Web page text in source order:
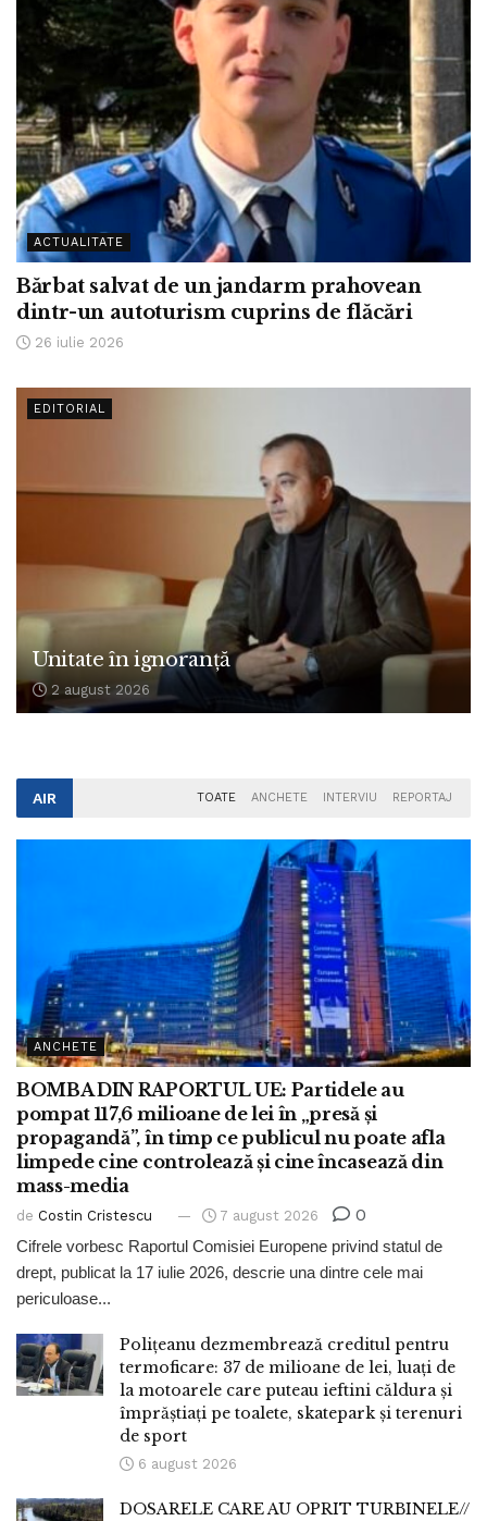
ACTUALITATE
Bărbat salvat de un jandarm prahovean
dintr-un autoturism cuprins de flăcări
26 iulie 2026
EDITORIAL
Unitate în ignoranță
2 august 2026
AIR TOATE ANCHETE INTERVIU REPORTAJ
ANCHETE
BOMBA DIN RAPORTUL UE: Partidele au
pompat 117,6 milioane de lei în „presă și
propagandă”, în timp ce publicul nu poate afla
limpede cine controlează și cine încasează din
mass-media
de Costin Cristescu 7 august 2026 0
Cifrele vorbesc Raportul Comisiei Europene privind statul de
drept, publicat la 17 iulie 2026, descrie una dintre cele mai
periculoase...
Polițeanu dezmembrează creditul pentru
termoficare: 37 de milioane de lei, luați de
la motoarele care puteau ieftini căldura și
împrăștiați pe toalete, skatepark și terenuri
de sport
6 august 2026
DOSARELE CARE AU OPRIT TURBINELE//